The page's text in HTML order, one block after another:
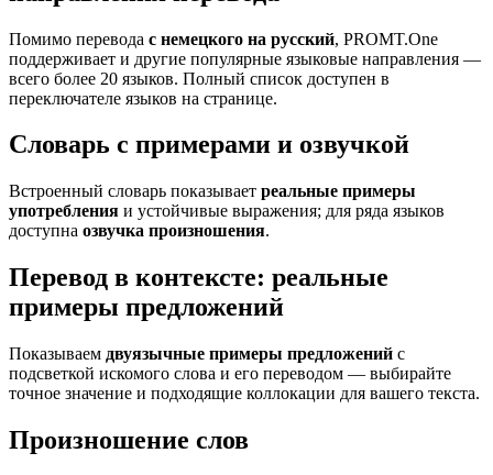
Помимо перевода с немецкого на русский, PROMT.One
поддерживает и другие популярные языковые направления —
всего более 20 языков. Полный список доступен в
переключателе языков на странице.
Словарь с примерами и озвучкой
Встроенный словарь показывает реальные примеры
употребления и устойчивые выражения; для ряда языков
доступна озвучка произношения.
Перевод в контексте: реальные
примеры предложений
Показываем двуязычные примеры предложений с
подсветкой искомого слова и его переводом — выбирайте
точное значение и подходящие коллокации для вашего текста.
Произношение слов